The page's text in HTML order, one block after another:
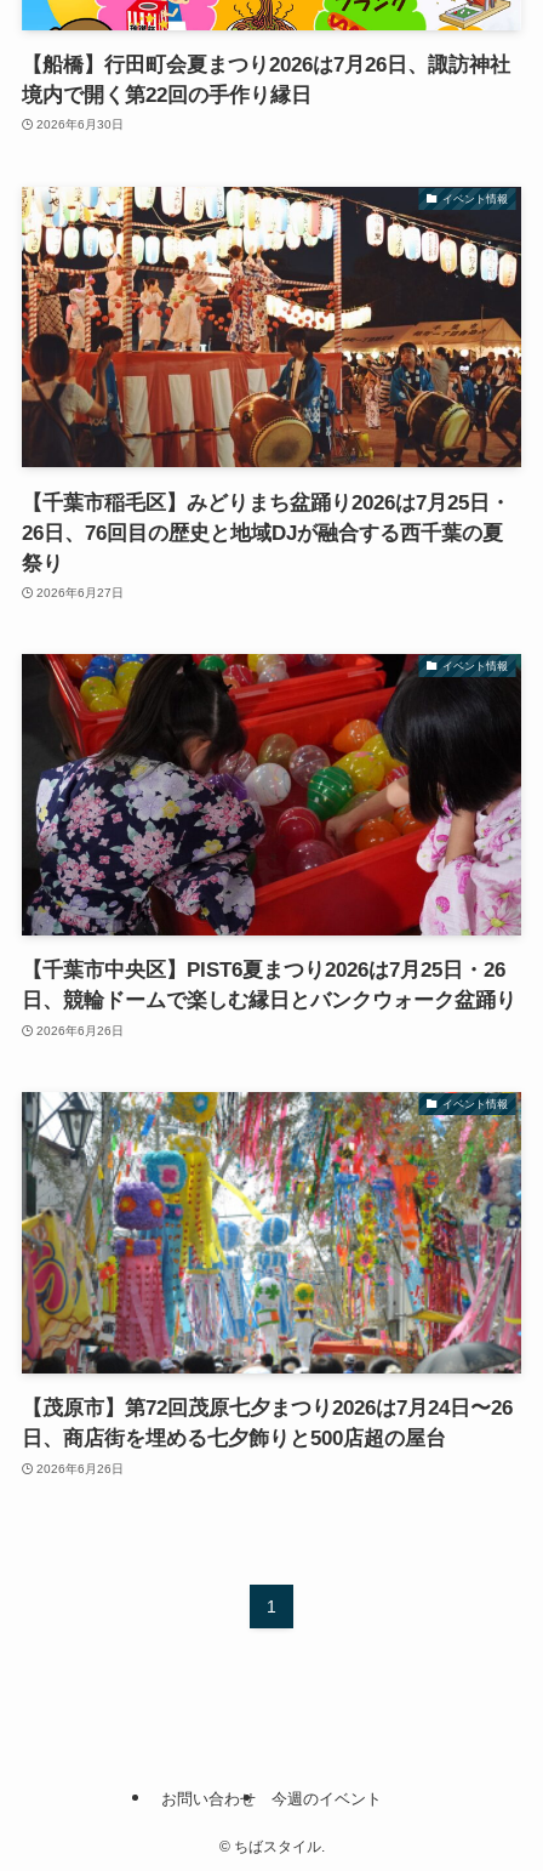
【船橋】行田町会夏まつり2026は7月26日、諏訪神社
境内で開く第22回の手作り縁日
2026年6月30日
イベント情報
【千葉市稲毛区】みどりまち盆踊り2026は7月25日・
26日、76回目の歴史と地域DJが融合する西千葉の夏
祭り
2026年6月27日
イベント情報
【千葉市中央区】PIST6夏まつり2026は7月25日・26
日、競輪ドームで楽しむ縁日とバンクウォーク盆踊り
2026年6月26日
イベント情報
【茂原市】第72回茂原七夕まつり2026は7月24日〜26
日、商店街を埋める七夕飾りと500店超の屋台
2026年6月26日
1
お問い合わせ 今週のイベント
©ちばスタイル.